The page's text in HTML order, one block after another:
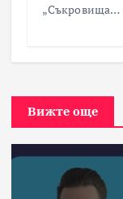
„Съкровища…
Вижте още